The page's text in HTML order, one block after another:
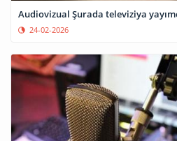
Audiovizual Şurada televiziya
24-02-2026